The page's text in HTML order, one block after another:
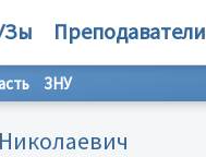
Преподаватели
ЗНУ